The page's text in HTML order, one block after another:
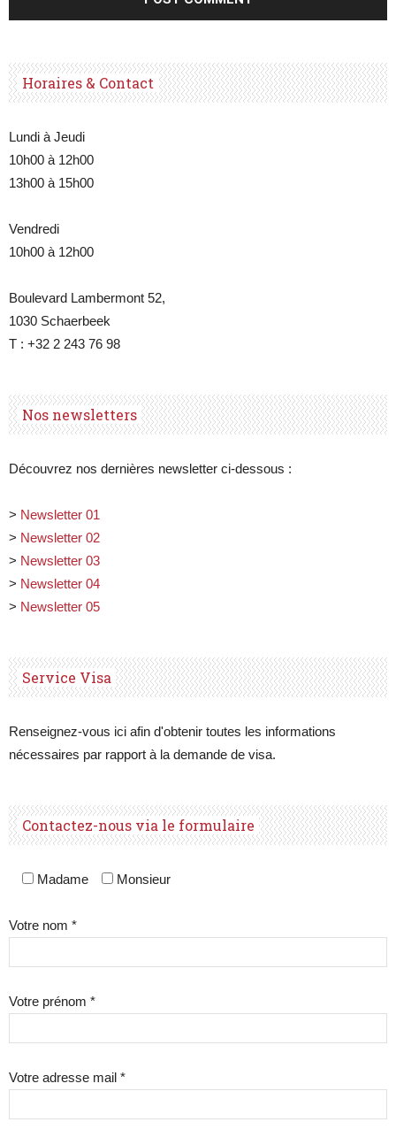
Horaires & Contact
Lundi à Jeudi
10h00 à 12h00
13h00 à 15h00
Vendredi
10h00 à 12h00
Boulevard Lambermont 52,
1030 Schaerbeek
T : +32 2 243 76 98
Nos newsletters
Découvrez nos dernières newsletter ci-dessous :
> Newsletter 01
> Newsletter 02
> Newsletter 03
> Newsletter 04
> Newsletter 05
Service Visa
Renseignez-vous ici afin d'obtenir toutes les informations
nécessaires par rapport à la demande de visa.
Contactez-nous via le formulaire
Madame Monsieur
Votre nom *
Votre prénom *
Votre adresse mail *